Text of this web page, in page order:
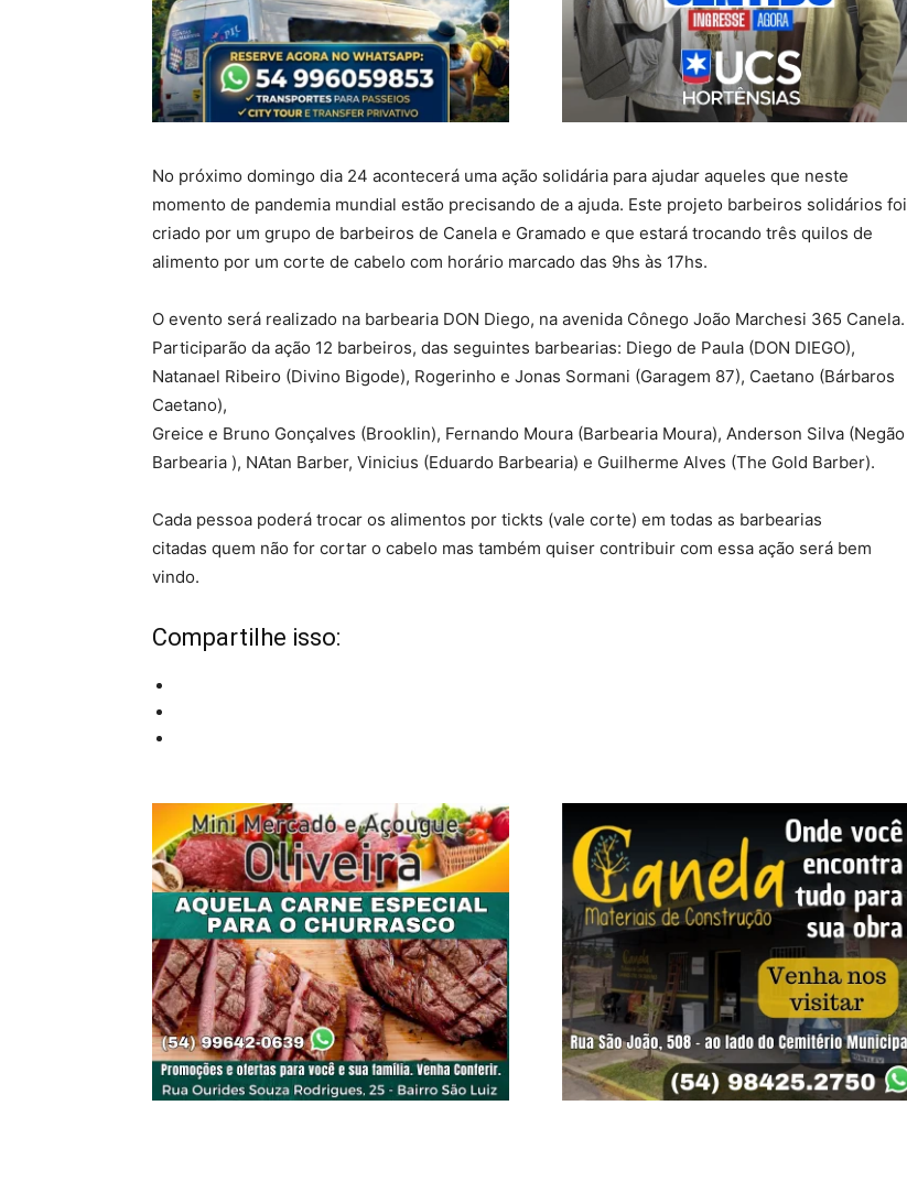
No próximo domingo dia 24 acontecerá uma ação solidária para ajudar aqueles que neste
momento de pandemia mundial estão precisando de a ajuda. Este projeto barbeiros solidários foi
criado por um grupo de barbeiros de Canela e Gramado e que estará trocando três quilos de
alimento por um corte de cabelo com horário marcado das 9hs às 17hs.
O evento será realizado na barbearia DON Diego, na avenida Cônego João Marchesi 365 Canela.
Participarão da ação 12 barbeiros, das seguintes barbearias: Diego de Paula (DON DIEGO),
Natanael Ribeiro (Divino Bigode), Rogerinho e Jonas Sormani (Garagem 87), Caetano (Bárbaros
Caetano),
Greice e Bruno Gonçalves (Brooklin), Fernando Moura (Barbearia Moura), Anderson Silva (Negão
Barbearia ), NAtan Barber, Vinicius (Eduardo Barbearia) e Guilherme Alves (The Gold Barber).
Cada pessoa poderá trocar os alimentos por tickts (vale corte) em todas as barbearias
citadas quem não for cortar o cabelo mas também quiser contribuir com essa ação será bem
vindo.
Compartilhe isso: